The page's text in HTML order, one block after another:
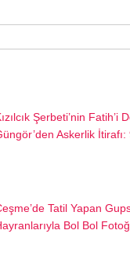
Şerbeti’nin Fatih’i
Askerlik
Tatil Yapan
Bol Bol